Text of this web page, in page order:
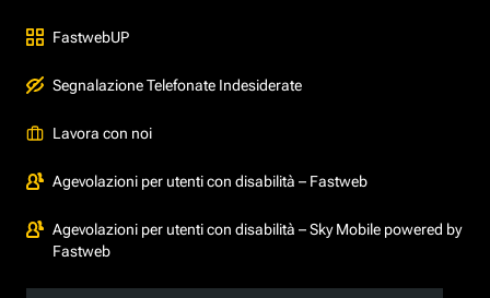
FastwebUP
Segnalazione Telefonate Indesiderate
Lavora con noi
Agevolazioni per utenti con disabilità – Fastweb
Agevolazioni per utenti con disabilità – Sky Mobile powered by
Fastweb